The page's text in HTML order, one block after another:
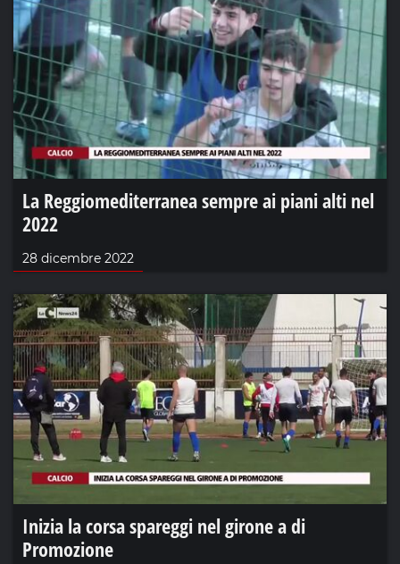
La Reggiomediterranea sempre ai piani alti nel
2022
28 dicembre 2022
Inizia la corsa spareggi nel girone a di
Promozione